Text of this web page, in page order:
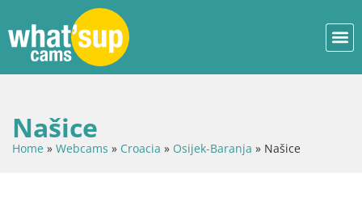
Našice
Home » Webcams » Croacia » Osijek-Baranja » Našice